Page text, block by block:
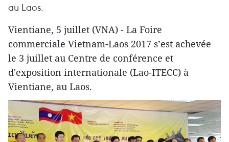
au Laos.
Vientiane, 5 juillet (VNA) - La Foire
commerciale Vietnam-Laos 2017 s’est achevée
le 3 juillet au Centre de conférence et
d'exposition internationale (Lao-ITECC) à
Vientiane, au Laos.